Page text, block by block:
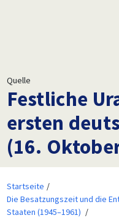
Quelle
Festliche
ersten
(16.
Startseite
Die Besatzungszeit und die
Staaten (1945–1961)